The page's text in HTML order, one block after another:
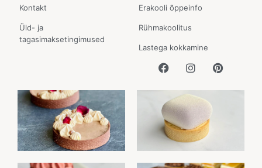
Kontakt
Üld- ja
tagasimaksetingimused
Erakooli õppeinfo
Rühmakoolitus
Lastega kokkamine